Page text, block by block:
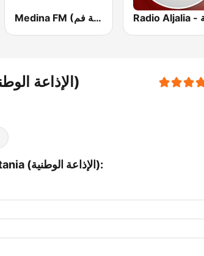
Medina FM (إذاعة مدينة فم)
Al Watania (الإذاعة الوطنية)
Frequencies Al Watania (الإذاعة الوطنية):